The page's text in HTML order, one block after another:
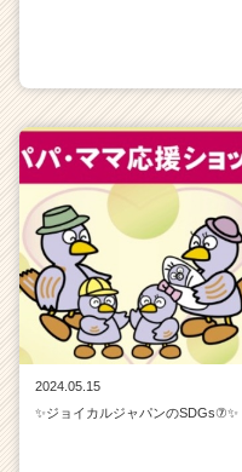
2024.05.15
✨ジョイカルジャパンのSDGs⑦✨